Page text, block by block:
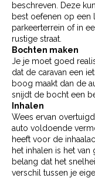
beschreven. Deze
best oefenen op een
parkeerterrein of in
rustige straat.
Bochten maken
Je je moet goed
dat de caravan een
boog maakt dan de
snijdt de bocht een
Inhalen
Wees ervan
auto voldoende
heeft voor de
het inhalen is het van
belang dat het
verschil tussen je